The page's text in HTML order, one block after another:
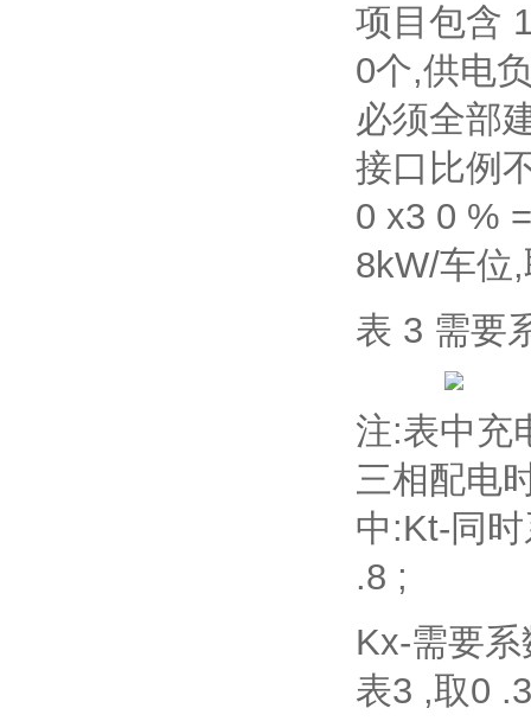
项目包含
0个,供电
必须全部
接口比例
0 x3 0 %
8kW/车位
表 3 需要
注:表中充
三相配电
中:Kt-同
.8 ;
Kx-需要
表3 ,取0